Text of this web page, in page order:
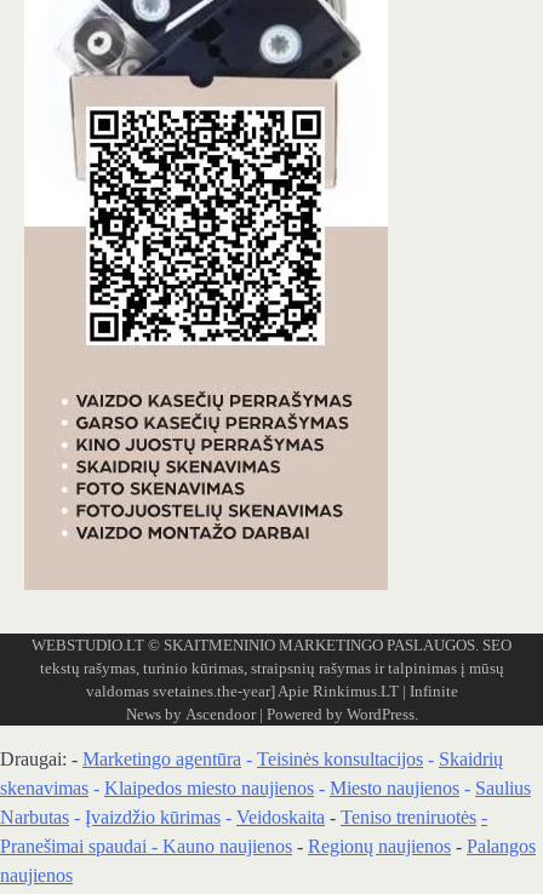
WEBSTUDIO.LT © SKAITMENINIO MARKETINGO PASLAUGOS. SEO
tekstų rašymas, turinio kūrimas, straipsnių rašymas ir talpinimas į mūsų
valdomas svetaines.the-year] Apie Rinkimus.LT| Infinite
News by Ascendoor| Powered by WordPress.
Draugai: - Marketingo agentūra - Teisinės konsultacijos - Skaidrių
skenavimas - Klaipedos miesto naujienos - Miesto naujienos - Saulius
Narbutas - Įvaizdžio kūrimas - Veidoskaita - Teniso treniruotės -
Pranešimai spaudai - Kauno naujienos - Regionų naujienos - Palangos
naujienos